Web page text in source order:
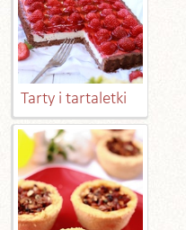
Tarty i tartaletki